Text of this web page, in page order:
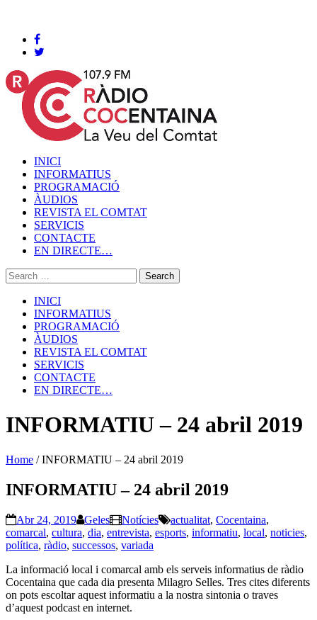
INICI
INFORMATIUS
PROGRAMACIÓ
ÀUDIOS
REVISTA EL COMTAT
SERVICIS
CONTACTE
EN DIRECTE…
INICI
INFORMATIUS
PROGRAMACIÓ
ÀUDIOS
REVISTA EL COMTAT
SERVICIS
CONTACTE
EN DIRECTE…
INFORMATIU – 24 abril 2019
Home /INFORMATIU – 24 abril 2019
INFORMATIU – 24 abril 2019
Abr 24, 2019 Geles Notícies actualitat, Cocentaina,
comarcal, cultura, dia, entrevista, esports, informatiu, local, noticies,
política, ràdio, successos, variada
La informació local i comarcal amb els serveis informatius de ràdio
Cocentaina que cada dia presenta Milagro Selles. Tres cites diferents
on pots escoltar aquest informatiu a la nostra sintonia o traves
d’aquest podcast en internet.